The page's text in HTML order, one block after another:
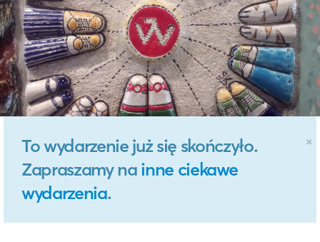
×
To wydarzenie już się skończyło.
Zapraszamy na inne ciekawe
wydarzenia.